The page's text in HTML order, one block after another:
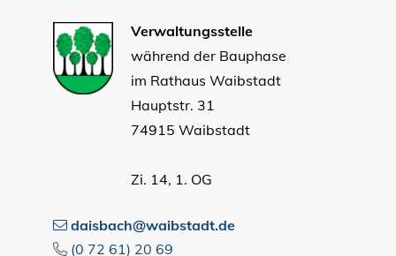
Verwaltungsstelle
während der Bauphase
im Rathaus Waibstadt
Hauptstr. 31
74915 Waibstadt
Zi. 14, 1. OG
daisbach@waibstadt.de
(0 72 61) 20 69